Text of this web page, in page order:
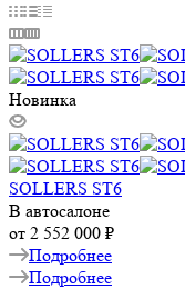
Новинка
SOLLERS ST6
В автосалоне
от 2 552 000 ₽
Подробнее
Подробнее